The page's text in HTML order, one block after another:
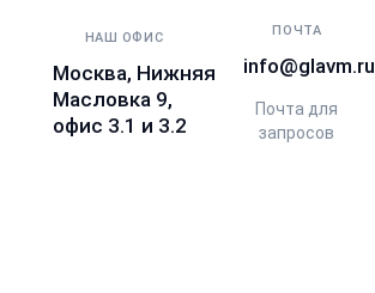
НАШ ОФИС
Москва, Нижняя
Масловка 9,
офис 3.1 и 3.2
ПОЧТА
info@glavm.ru
Почта для
запросов